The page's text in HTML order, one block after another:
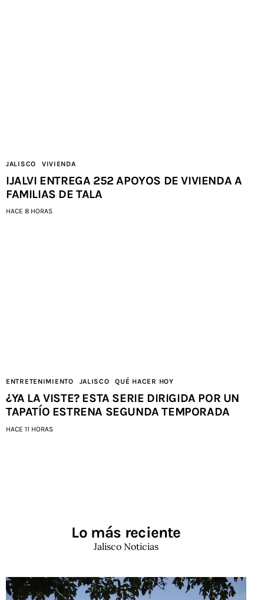
JALISCO VIVIENDA
IJALVI ENTREGA 252 APOYOS DE VIVIENDA A
FAMILIAS DE TALA
HACE 8 HORAS
ENTRETENIMIENTO JALISCO QUÉ HACER HOY
¿YA LA VISTE? ESTA SERIE DIRIGIDA POR UN
TAPATÍO ESTRENA SEGUNDA TEMPORADA
HACE 11 HORAS
Lo más reciente
Jalisco Noticias